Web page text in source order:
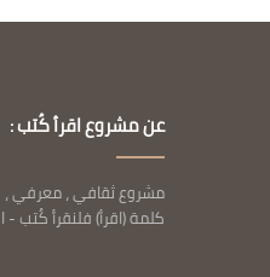
عن مشروع اقرأ كُتب :
مشروع ثقافي ، معرفي ،
كلمة (اقرأ) فلنقرأ كُتب -